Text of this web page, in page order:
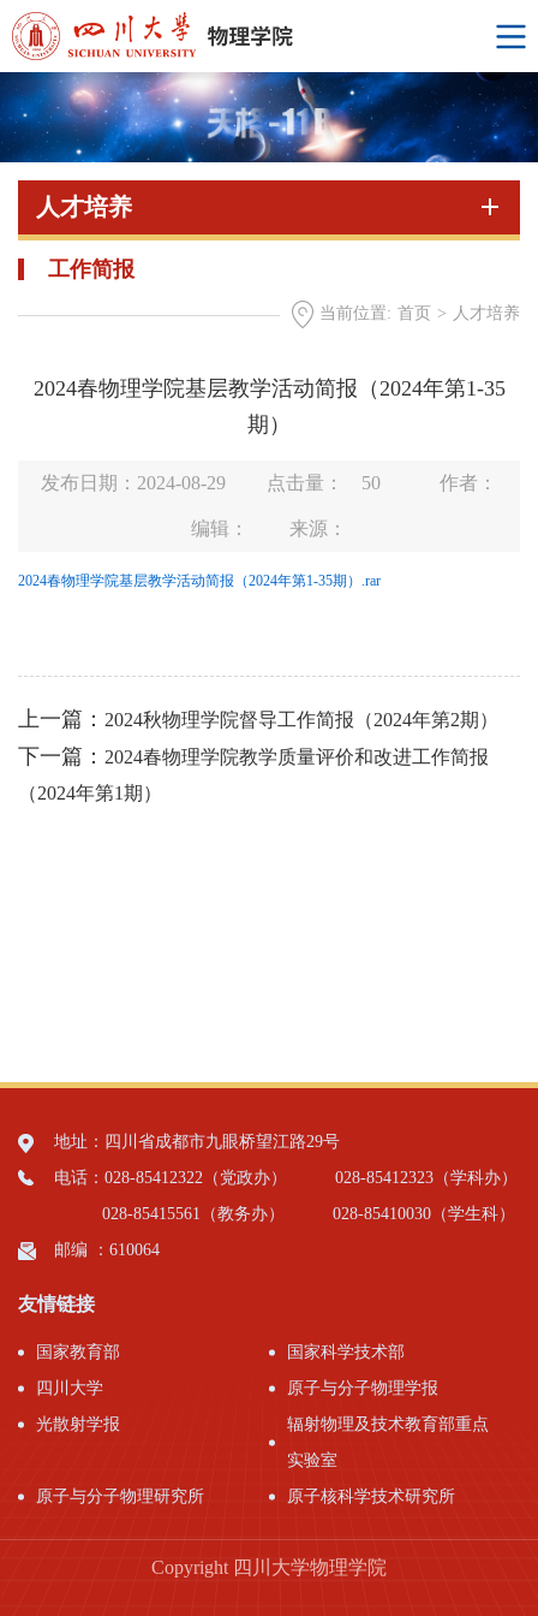
人才培养
工作简报
当前位置: 首页 > 人才培养
2024春物理学院基层教学活动简报（2024年第1-35
期）
发布日期：2024-08-29 点击量： 50 作者：
编辑： 来源：
2024春物理学院基层教学活动简报（2024年第1-35期）.rar
上一篇： 2024秋物理学院督导工作简报（2024年第2期）
下一篇： 2024春物理学院教学质量评价和改进工作简报
（2024年第1期）
地址：四川省成都市九眼桥望江路29号
电话：028-85412322（党政办）
028-85412323（学科办）
028-85415561（教务办）
028-85410030（学生科）
邮编 ：610064
友情链接
国家教育部
国家科学技术部
四川大学
原子与分子物理学报
光散射学报
辐射物理及技术教育部重点
实验室
原子与分子物理研究所
原子核科学技术研究所
Copyright 四川大学物理学院